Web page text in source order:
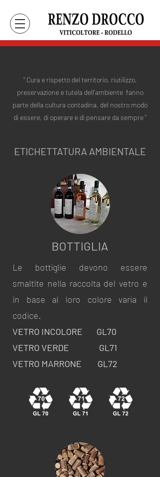
" Cura e rispetto del territorio, riutilizzo,
preservazione e tutela dell'ambiente fanno
parte della cultura contadina, del nostro modo
di essere, di operare e di pensare da sempre "
ETICHETTATURA AMBIENTALE
BOTTIGLIA
Le bottiglie devono essere
smaltite nella raccolta del vetro e
in base al loro colore varia il
codice.
VETRO INCOLORE GL70
VETRO VERDE GL71
VETRO MARRONE GL72